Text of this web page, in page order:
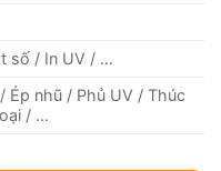
số / In UV / …
Ép nhũ / Phủ UV / Thúc
/ …